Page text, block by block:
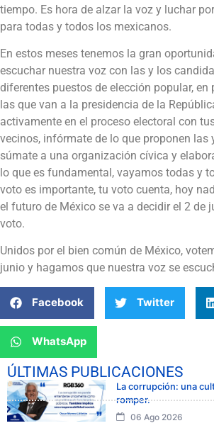
tiempo. Es hora de alzar la voz y luchar
para todas y todos los mexicanos.
En estos meses tenemos la gran
escuchar nuestra voz con las y los
diferentes puestos de elección popular, en
las que van a la presidencia de la
activamente en el proceso electoral con
vecinos, infórmate de lo que proponen las
súmate a una organización cívica y
lo que es fundamental, vayamos todas y
voto es importante, tu voto cuenta, hoy
el futuro de México se va a decidir el 2 de
voto.
Unidos por el bien común de México,
junio y hagamos que nuestra voz se
Facebook Twitter
WhatsApp
ÚLTIMAS PUBLICACIONES
La corrupción: una
romper.
06 Ago 2026